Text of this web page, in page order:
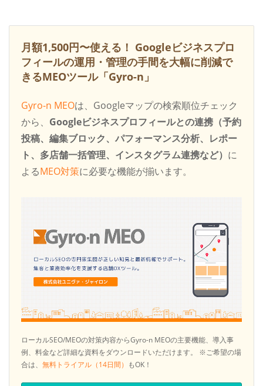
月額1,500円〜使える！ Googleビジネスプロ
フィールの運用・管理の手間を大幅に削減で
きるMEOツール「Gyro-n」
Gyro-n MEOは、Googleマップの検索順位チェック
から、 Googleビジネスプロフィールとの連携（予約
投稿、編集ブロック、パフォーマンス分析、レポー
ト、多店舗一括管理、インスタグラム連携など） に
よるMEO対策に必要な機能が揃います。
ローカルSEO/MEOの対策内容からGyro-n MEOの主要機能、導入事
例、料金など詳細な資料をダウンロードいただけます。
※ご希望の場
合は、 無料トライアル（14日間） もOK！